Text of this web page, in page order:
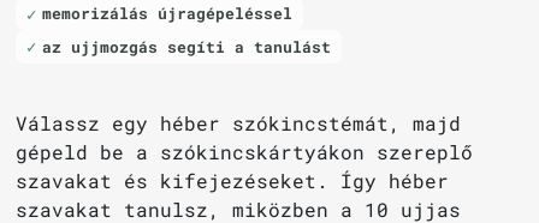
memorizálás újragépeléssel
az ujjmozgás segíti a tanulást
Válassz egy héber szókincstémát, majd
gépeld be a szókincskártyákon szereplő
szavakat és kifejezéseket. Így héber
szavakat tanulsz, miközben a 10 ujjas